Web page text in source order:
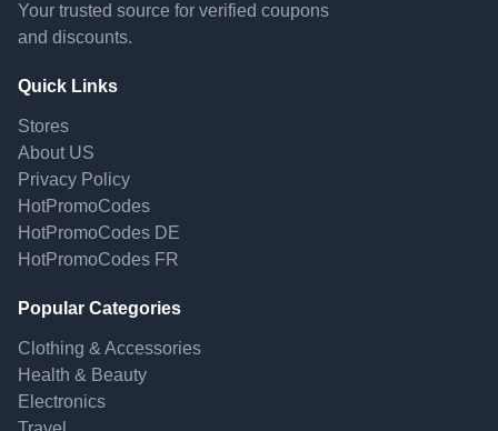
Your trusted source for verified coupons
and discounts.
Quick Links
Stores
About US
Privacy Policy
HotPromoCodes
HotPromoCodes DE
HotPromoCodes FR
Popular Categories
Clothing & Accessories
Health & Beauty
Electronics